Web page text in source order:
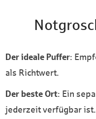
Der ideale Puffer:
als Richtwert.
Der beste Ort: Ein
jederzeit verfügbar ist.